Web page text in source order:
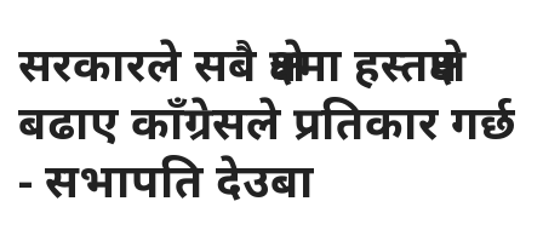
सरकारले सबै क्षेत्रमा हस्तक्षेप
बढाए काँग्रेसले प्रतिकार गर्छ
- सभापति देउबा